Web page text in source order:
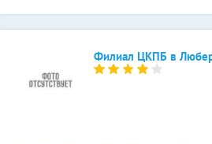
Филиал ЦКПБ в